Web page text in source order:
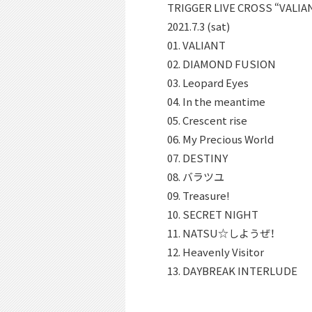
TRIGGER LIVE CROSS
2021.7.3 (sat)
01. VALIANT
02. DIAMOND FUSION
03. Leopard Eyes
04. In the meantime
05. Crescent rise
06. My Precious World
07. DESTINY
08. バラツユ
09. Treasure!
10. SECRET NIGHT
11. NATSU☆しようぜ！
12. Heavenly Visitor
13. DAYBREAK INTERLUDE